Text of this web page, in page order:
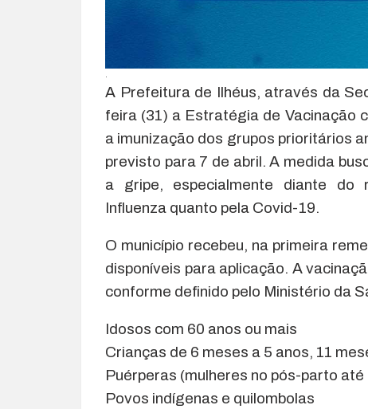
.
A Prefeitura de Ilhéus, através da
feira (31) a Estratégia de Vacinação
a imunização dos grupos prioritários
previsto para 7 de abril. A medida
a gripe, especialmente diante do
Influenza quanto pela Covid-19.
O município recebeu, na primeira
disponíveis para aplicação. A
conforme definido pelo Ministério da
Idosos com 60 anos ou mais
Crianças de 6 meses a 5 anos, 11
Puérperas (mulheres no pós-parto até
Povos indígenas e quilombolas